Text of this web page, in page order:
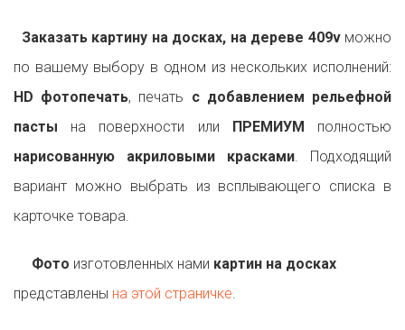
Заказать картину на досках, на дереве 409vможно
по вашему выбору в одном из нескольких исполнений:
HD фотопечать, печать с добавлением рельефной
пасты на поверхности или ПРЕМИУМ
полностью
нарисованную акриловыми красками. Подходящий
вариант можно выбрать из всплывающего списка в
карточке товара.
Фото изготовленных нами картин на досках
представлены на этой страничке.